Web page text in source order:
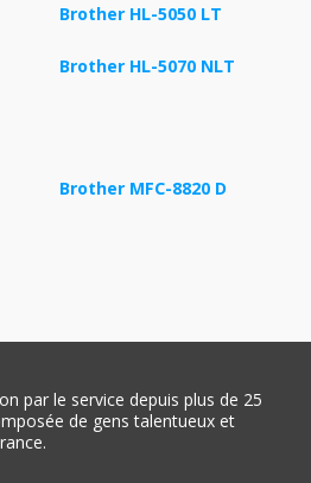
Brother HL-5050 LT
Brother HL-5070 NLT
Brother MFC-8820 D
par le service depuis plus de 25
de gens talentueux et